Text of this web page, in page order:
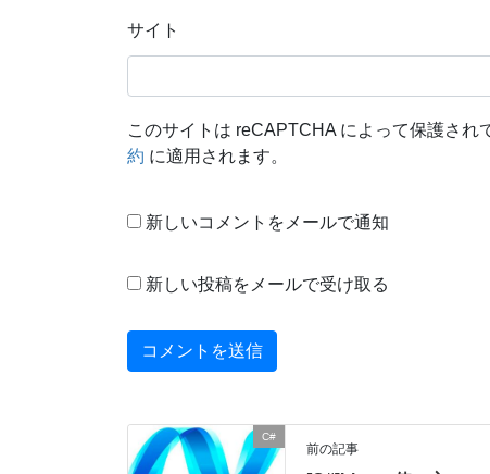
サイト
このサイトは reCAPTCHA によって保護され
約 に適用されます。
新しいコメントをメールで通知
新しい投稿をメールで受け取る
C#
前の記事